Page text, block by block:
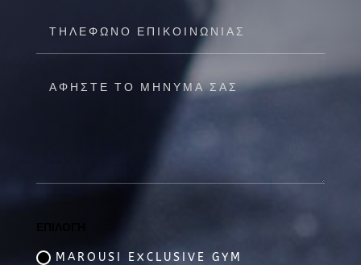
MAROUSI EXCLUSIVE GYM